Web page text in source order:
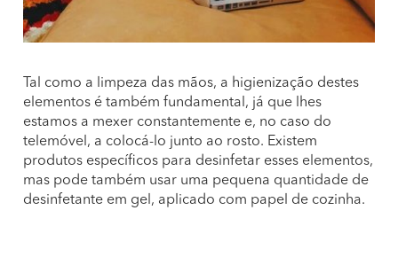
Tal como a limpeza das mãos, a higienização destes
elementos é também fundamental, já que lhes
estamos a mexer constantemente e, no caso do
telemóvel, a colocá-lo junto ao rosto. Existem
produtos específicos para desinfetar esses elementos,
mas pode também usar uma pequena quantidade de
desinfetante em gel, aplicado com papel de cozinha.